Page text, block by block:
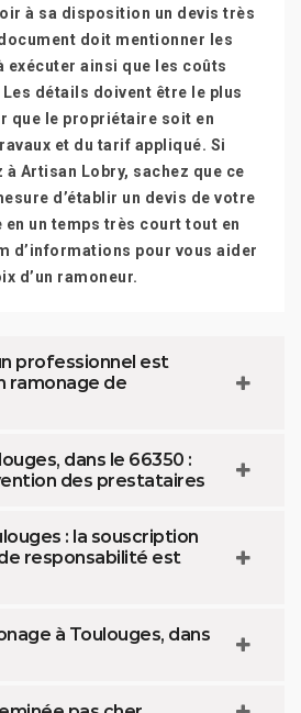
à sa disposition un devis très
doit mentionner les
exécuter ainsi que les coûts
détails doivent être le plus
que le propriétaire soit en
et du tarif appliqué. Si
Artisan Lobry, sachez que ce
d’établir un devis de votre
un temps très court tout en
d’informations pour vous aider
d’un ramoneur.
professionnel est
ramonage de
dans le 66350 :
des prestataires
: la souscription
responsabilité est
à Toulouges, dans